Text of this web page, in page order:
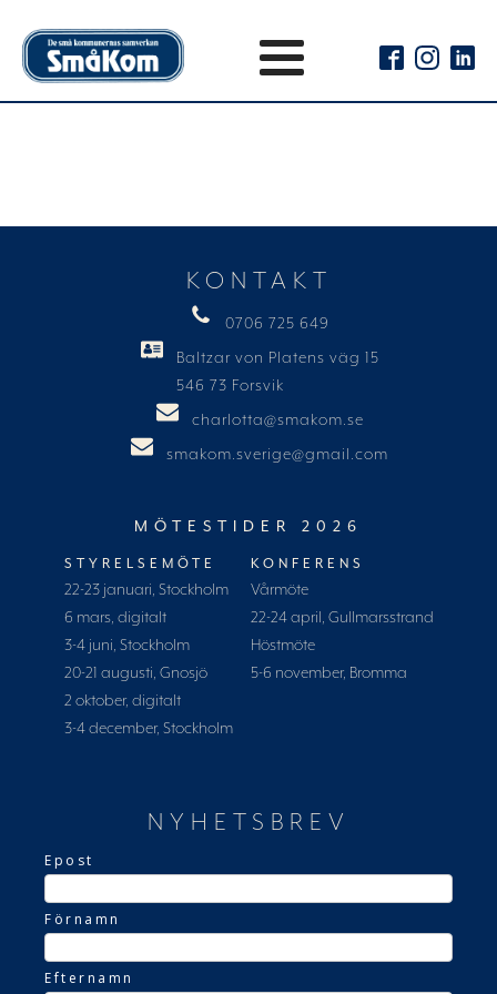
KONTAKT
0706 725 649
Baltzar von Platens väg 15
546 73 Forsvik
charlotta@smakom.se
smakom.sverige@gmail.com
MÖTESTIDER 2026
STYRELSEMÖTE
22-23 januari, Stockholm
6 mars, digitalt
3-4 juni, Stockholm
20-21 augusti, Gnosjö
2 oktober, digitalt
3-4 december, Stockholm
KONFERENS
Vårmöte
22-24 april, Gullmarsstrand
Höstmöte
5-6 november, Bromma
NYHETSBREV
Epost
Förnamn
Efternamn